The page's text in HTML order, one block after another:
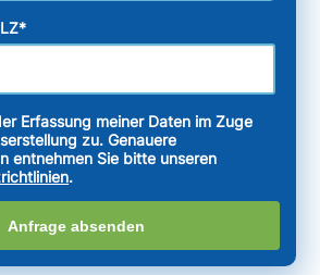
*
Erfassung meiner Daten im Zuge
zu. Genauere
entnehmen Sie bitte unseren
.
Anfrage absenden